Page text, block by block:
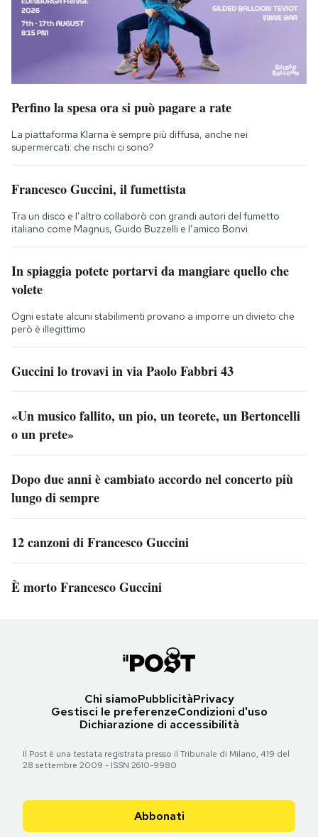
Perfino la spesa ora si può pagare a rate
La piattaforma Klarna è sempre più diffusa, anche nei
supermercati: che rischi ci sono?
Francesco Guccini, il fumettista
Tra un disco e l’altro collaborò con grandi autori del fumetto
italiano come Magnus, Guido Buzzelli e l’amico Bonvi
In spiaggia potete portarvi da mangiare quello che
volete
Ogni estate alcuni stabilimenti provano a imporre un divieto che
però è illegittimo
Guccini lo trovavi in via Paolo Fabbri 43
«Un musico fallito, un pio, un teorete, un Bertoncelli
o un prete»
Dopo due anni è cambiato accordo nel concerto più
lungo di sempre
12 canzoni di Francesco Guccini
È morto Francesco Guccini
Chi siamoPubblicitàPrivacy
Gestisci le preferenzeCondizioni d'uso
Dichiarazione di accessibilità
Il Post è una testata registrata presso il Tribunale di Milano, 419 del
28 settembre 2009 - ISSN 2610-9980
Abbonati